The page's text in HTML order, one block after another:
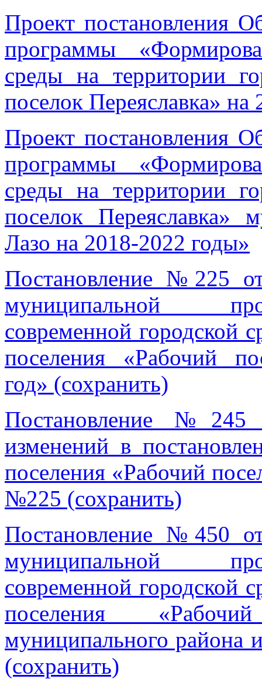
Проект постановления
программы
среды на территории
поселок Переяславка» на
Проект постановления
программы
среды на территории
поселок Переяславка»
Лазо на 2018-2022 годы»
Постановление №225
муниципальной
современной городской
поселения «Рабочий
год» (сохранить)
Постановление
изменений в
поселения «Рабочий
№225 (сохранить)
Постановление №450
муниципальной
современной городской
поселения
муниципального района
(сохранить)